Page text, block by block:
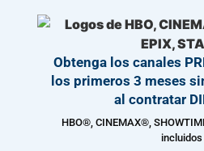
Obtenga los canales
los primeros 3 meses
al contratar
HBO®, CINEMAX®,
incluidos